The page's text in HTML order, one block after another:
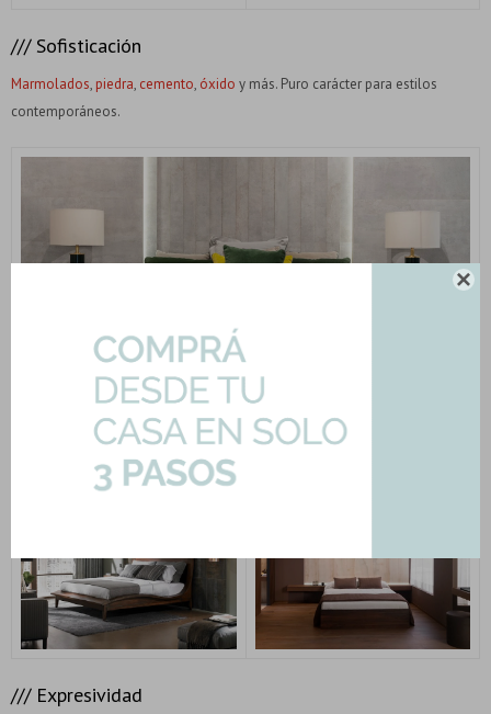

/// Sofisticación
Marmolados, piedra, cemento, óxido y más. Puro carácter para estilos
contemporáneos.
/// Expresividad